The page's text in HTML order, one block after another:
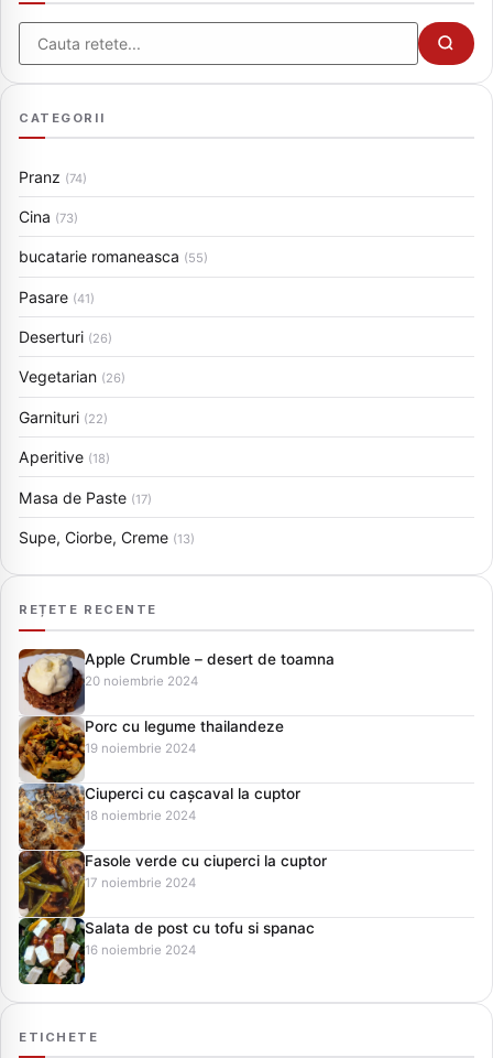
Cauta
CATEGORII
Pranz (74)
Cina (73)
bucatarie romaneasca (55)
Pasare (41)
Deserturi (26)
Vegetarian (26)
Garnituri (22)
Aperitive (18)
Masa de Paste (17)
Supe, Ciorbe, Creme (13)
REȚETE RECENTE
Apple Crumble – desert de toamna
20 noiembrie 2024
Porc cu legume thailandeze
19 noiembrie 2024
Ciuperci cu cașcaval la cuptor
18 noiembrie 2024
Fasole verde cu ciuperci la cuptor
17 noiembrie 2024
Salata de post cu tofu si spanac
16 noiembrie 2024
ETICHETE